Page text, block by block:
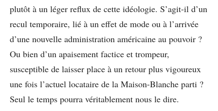
plutôt à un léger reflux de cette idéologie. S’agit-il d’un
recul temporaire, lié à un effet de mode ou à l’arrivée
d’une nouvelle administration américaine au pouvoir ?
Ou bien d’un apaisement factice et trompeur,
susceptible de laisser place à un retour plus vigoureux
une fois l’actuel locataire de la Maison-Blanche parti ?
Seul le temps pourra véritablement nous le dire.